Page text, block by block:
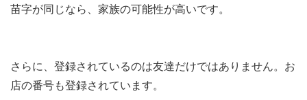
苗字が同じなら、家族の可能性が高いです。
さらに、登録されているのは友達だけではありません。お
店の番号も登録されています。